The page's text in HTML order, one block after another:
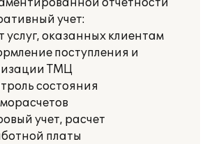
отчетности
учет:
услуг, оказанных клиентам
поступления и
ТМЦ
состояния
учет, расчет
платы